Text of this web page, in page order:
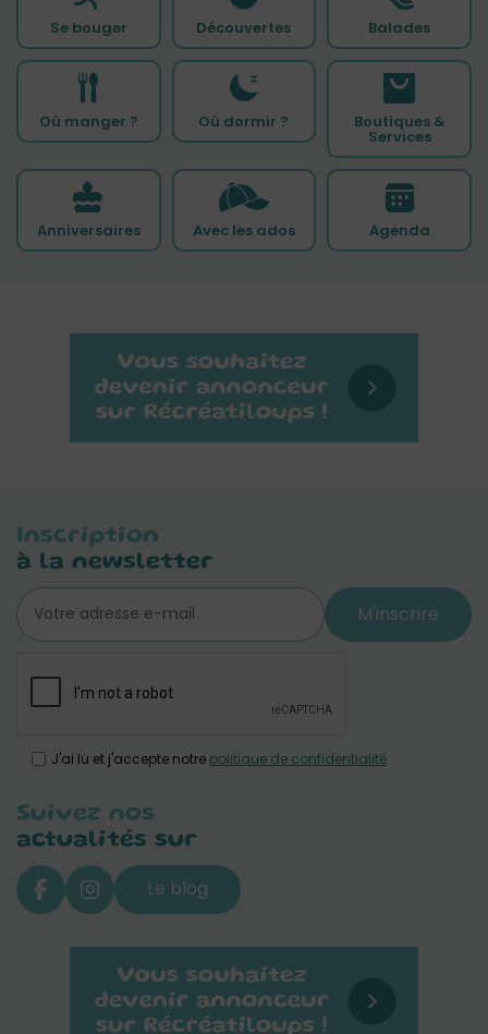
Se bouger Découvertes Balades
Où manger ? Où dormir ? Boutiques &
Services
Anniversaires Avec les ados Agenda
Inscription
à la newsletter
M'inscrire
J'ai lu et j'accepte notre politique de confidentialité
Suivez nos
actualités sur
Le blog